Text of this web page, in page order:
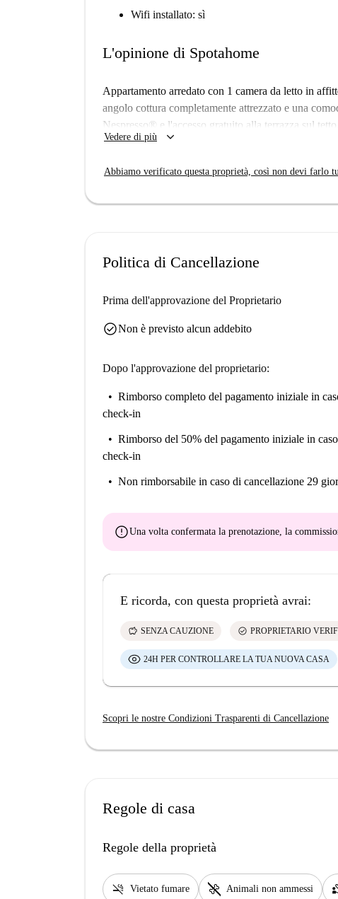
Wifi installato: sì
L'opinione di Spotahome
Appartamento arredato con 1 camera da letto in
angolo cottura completamente attrezzato e una
Nespresso® e l'accesso gratuito alla terrazza sul tetto.
Vedere di più keyboard_arrow_down
Abbiamo verificato questa proprietà, così non devi farlo
Politica di Cancellazione
Prima dell'approvazione del Proprietario
check_circleNon è previsto alcun addebito
Dopo l'approvazione del proprietario:
Rimborso completo del pagamento iniziale in
check-in
Rimborso del 50% del pagamento iniziale in
check-in
Non rimborsabile in caso di cancellazione 29
errorUna volta confermata la prenotazione, la
E ricorda, con questa proprietà avrai:
savings SENZA CAUZIONE check_circle PROPRIETARIO
24H PER CONTROLLARE LA TUA NUOVA CASA
Scopri le nostre Condizioni Trasparenti di Cancellazione
Regole di casa
Regole della proprietà
smoke_free Vietato fumare pet_supplies Animali non ammessi